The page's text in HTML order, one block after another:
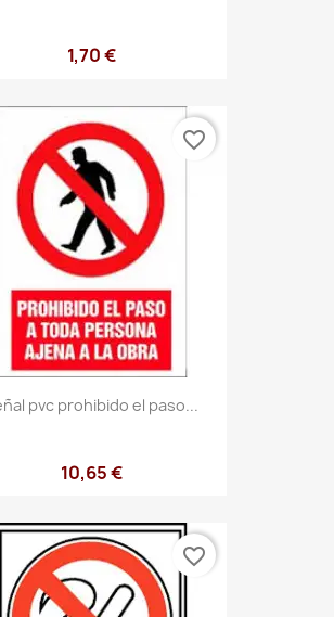
1,70 €
pvc prohibido el paso...
10,65 €
favorite_border
favorite_border